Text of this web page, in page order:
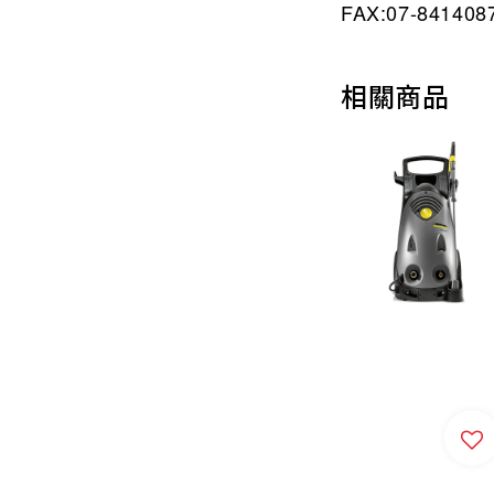
FAX:07-
相關商品